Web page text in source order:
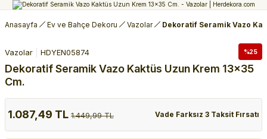
Anasayfa Ev ve Bahçe Dekoru Vazolar Dekoratif Seramik Vazo
%25
Vazolar HDYEN05874
Dekoratif Seramik Vazo Kaktüs Uzun Krem 13x35
Cm.
1.087,49 TL 1.449,99 TL Vade Farksız 3 Taksit Fırsatı